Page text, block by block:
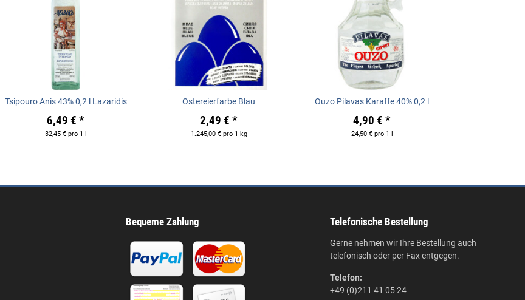
Tsipouro Anis 43% 0,2 l Lazaridis
6,49 € *
32,45 € pro 1 l
Ostereierfarbe Blau
2,49 € *
1.245,00 € pro 1 kg
Ouzo Pilavas Karaffe 40% 0,2 l
4,90 € *
24,50 € pro 1 l
Bequeme Zahlung Telefonische Bestellung
Gerne nehmen wir Ihre Bestellung auch
telefonisch oder per Fax entgegen.
Telefon:
+49 (0)211 41 05 24